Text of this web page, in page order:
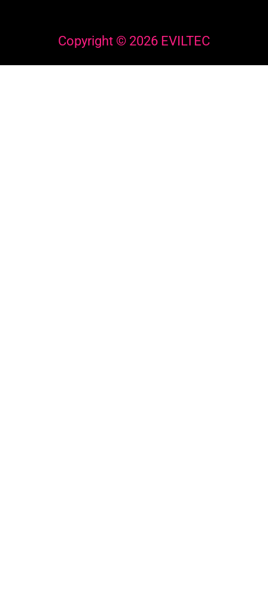
Copyright © 2026 EVILTEC